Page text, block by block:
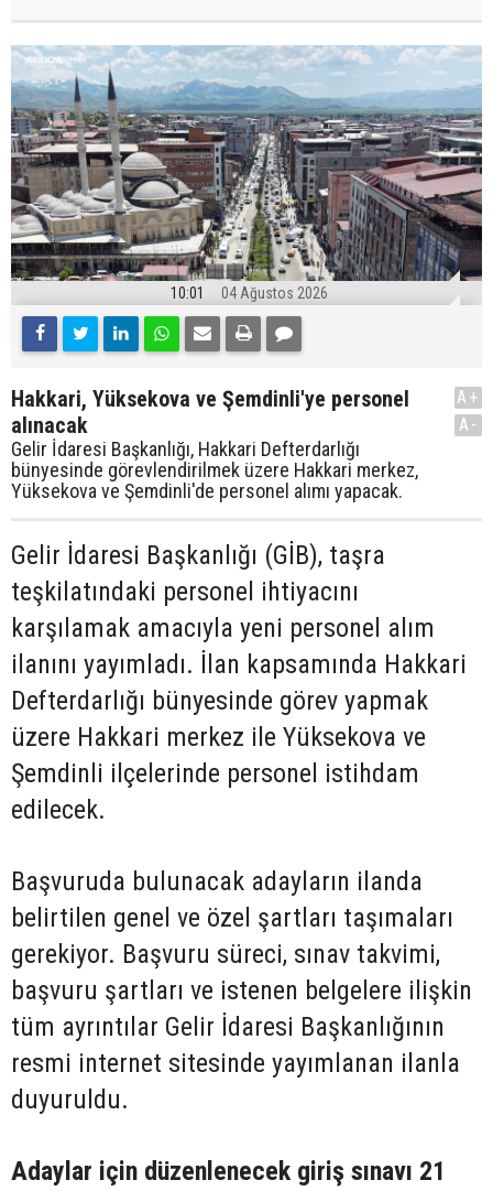
10:01 04 Ağustos 2026
Hakkari, Yüksekova ve Şemdinli'ye personel
alınacak
Gelir İdaresi Başkanlığı, Hakkari Defterdarlığı
bünyesinde görevlendirilmek üzere Hakkari merkez,
Yüksekova ve Şemdinli'de personel alımı yapacak.
A+
A-
Gelir İdaresi Başkanlığı (GİB), taşra
teşkilatındaki personel ihtiyacını
karşılamak amacıyla yeni personel alım
ilanını yayımladı. İlan kapsamında Hakkari
Defterdarlığı bünyesinde görev yapmak
üzere Hakkari merkez ile Yüksekova ve
Şemdinli ilçelerinde personel istihdam
edilecek.
Başvuruda bulunacak adayların ilanda
belirtilen genel ve özel şartları taşımaları
gerekiyor. Başvuru süreci, sınav takvimi,
başvuru şartları ve istenen belgelere ilişkin
tüm ayrıntılar Gelir İdaresi Başkanlığının
resmi internet sitesinde yayımlanan ilanla
duyuruldu.
Adaylar için düzenlenecek giriş sınavı 21